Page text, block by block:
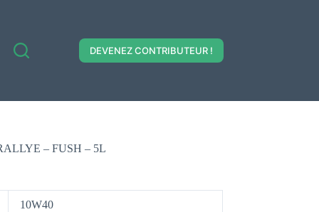
DEVENEZ CONTRIBUTEUR !
– FUSH – 5L
10W40